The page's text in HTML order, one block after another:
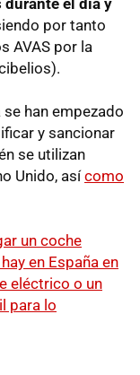
el día y
por tanto
AVAS por la
han empezado
y sancionar
se utilizan
Unido, asícomo
un coche
en España en
eléctrico o un
para lo